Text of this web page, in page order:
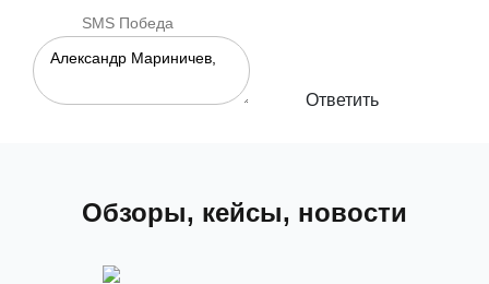
SMS Победа
Ответить
Обзоры, кейсы, новости